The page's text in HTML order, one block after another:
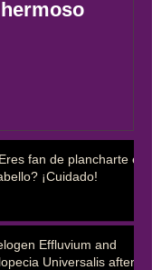
fan de plancharte el
¡Cuidado!
Effluvium and
Universalis after